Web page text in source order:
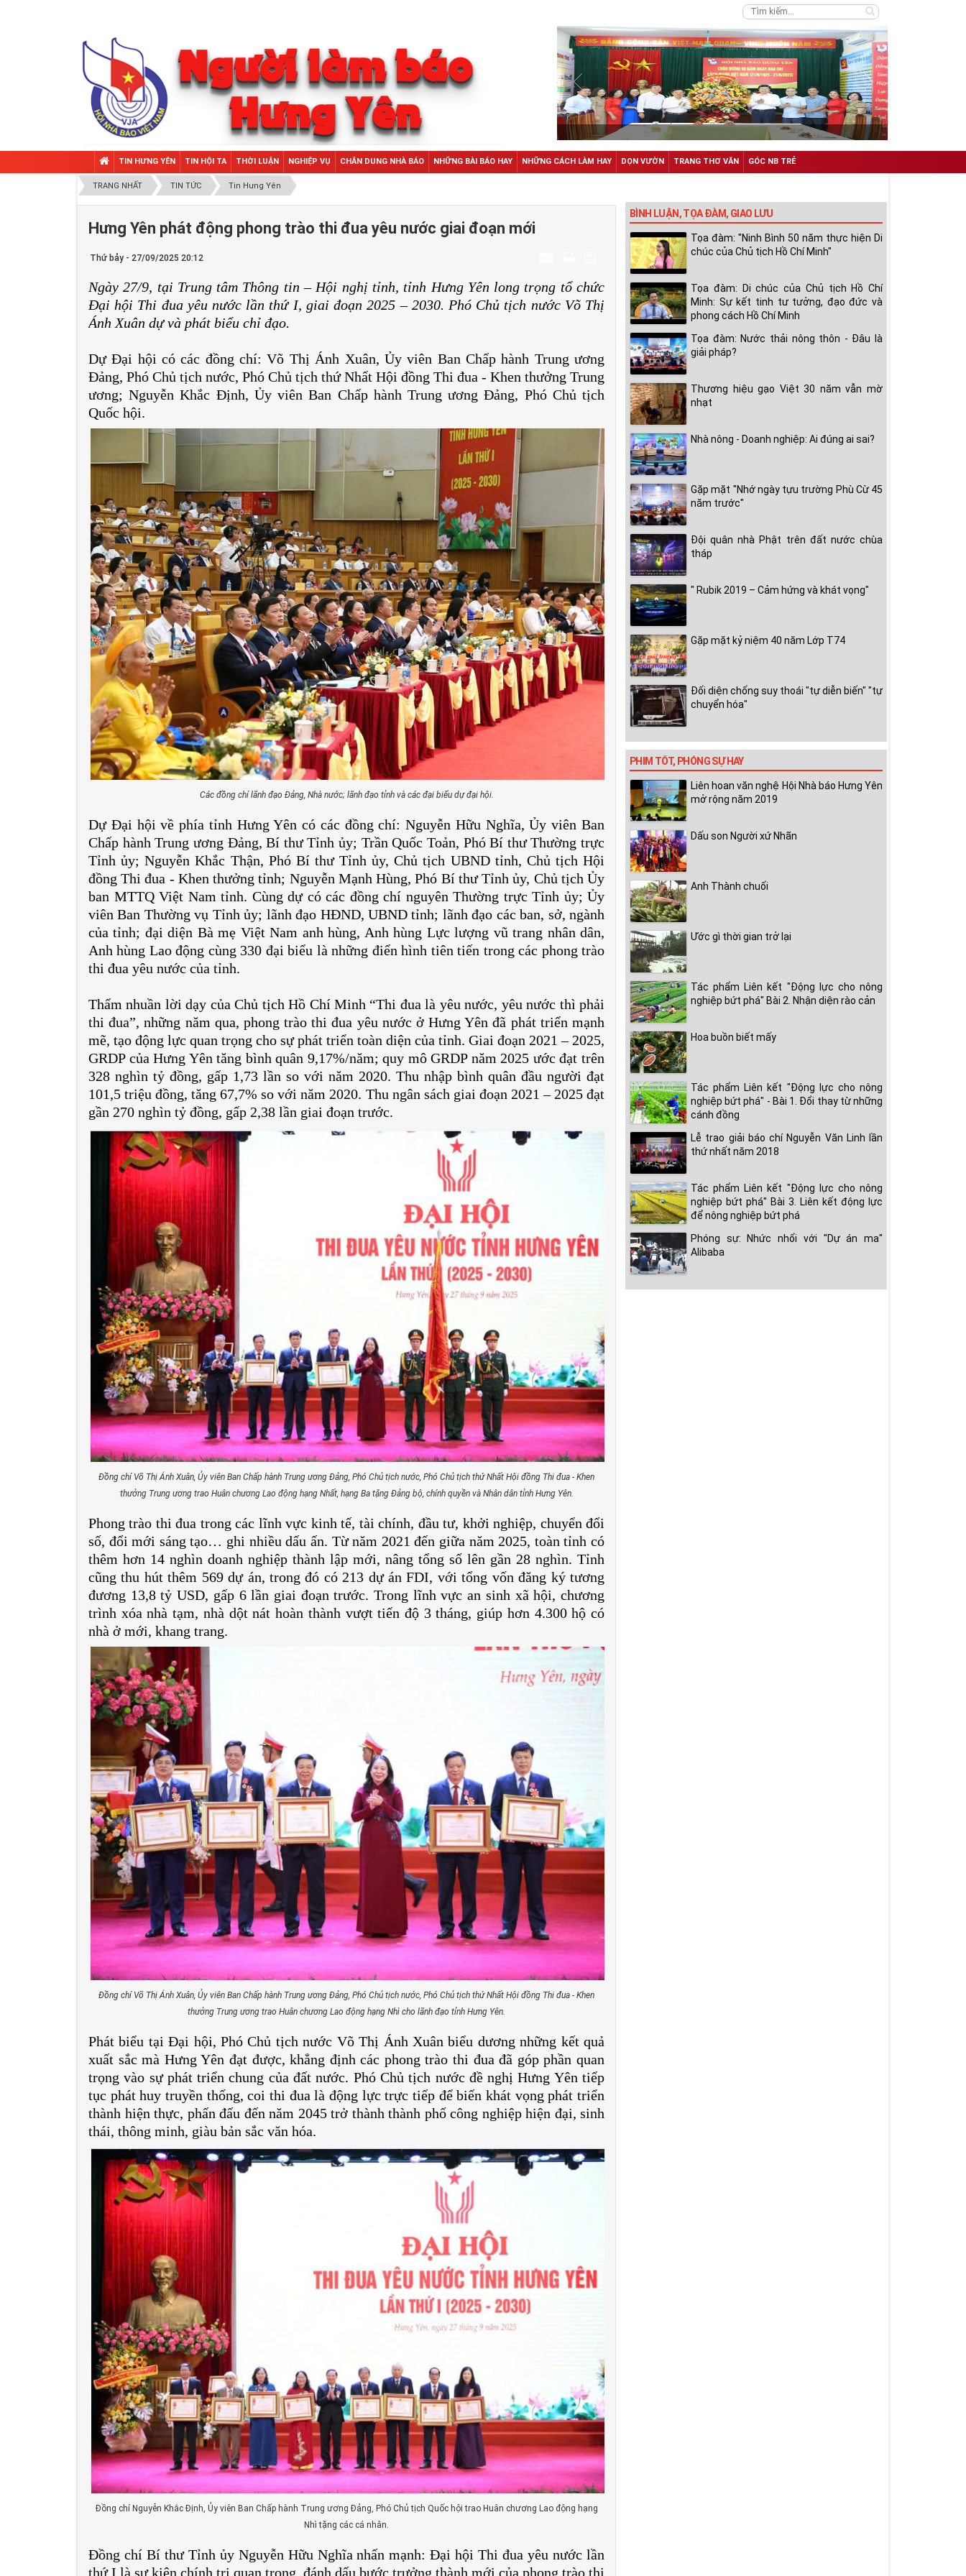
TIN HƯNG YÊN TIN HỘI TA THỜI LUẬN NGHIỆP VỤ CHÂN DUNG NHÀ BÁO NHỮNG BÀI BÁO HAY NHỮNG CÁCH LÀM HAY DỌN VƯỜN TRANG THƠ VĂN GÓC NB TRẺ
TRANG NHẤT TIN TỨC Tin Hưng Yên
Hưng Yên phát động phong trào thi đua yêu nước giai đoạn mới
Thứ bảy - 27/09/2025 20:12
Ngày 27/9, tại Trung tâm Thông tin – Hội nghị tỉnh, tỉnh Hưng Yên long trọng tổ chức
Đại hội Thi đua yêu nước lần thứ I, giai đoạn 2025 – 2030. Phó Chủ tịch nước Võ Thị
Ánh Xuân dự và phát biểu chỉ đạo.
Dự Đại hội có các đồng chí: Võ Thị Ánh Xuân, Ủy viên Ban Chấp hành Trung ương
Đảng, Phó Chủ tịch nước, Phó Chủ tịch thứ Nhất Hội đồng Thi đua - Khen thưởng Trung
ương; Nguyễn Khắc Định, Ủy viên Ban Chấp hành Trung ương Đảng, Phó Chủ tịch
Quốc hội.
Các đồng chí lãnh đạo Đảng, Nhà nước; lãnh đạo tỉnh và các đại biểu dự đại hội.
Dự Đại hội về phía tỉnh Hưng Yên có các đồng chí: Nguyễn Hữu Nghĩa, Ủy viên Ban
Chấp hành Trung ương Đảng, Bí thư Tỉnh ủy; Trần Quốc Toản, Phó Bí thư Thường trực
Tỉnh ủy; Nguyễn Khắc Thận, Phó Bí thư Tỉnh ủy, Chủ tịch UBND tỉnh, Chủ tịch Hội
đồng Thi đua - Khen thưởng tỉnh; Nguyễn Mạnh Hùng, Phó Bí thư Tỉnh ủy, Chủ tịch Ủy
ban MTTQ Việt Nam tỉnh. Cùng dự có các đồng chí nguyên Thường trực Tỉnh ủy; Ủy
viên Ban Thường vụ Tỉnh ủy; lãnh đạo HĐND, UBND tỉnh; lãnh đạo các ban, sở, ngành
của tỉnh; đại diện Bà mẹ Việt Nam anh hùng, Anh hùng Lực lượng vũ trang nhân dân,
Anh hùng Lao động cùng 330 đại biểu là những điển hình tiên tiến trong các phong trào
thi đua yêu nước của tỉnh.
Thấm nhuần lời dạy của Chủ tịch Hồ Chí Minh “Thi đua là yêu nước, yêu nước thì phải
thi đua”, những năm qua, phong trào thi đua yêu nước ở Hưng Yên đã phát triển mạnh
mẽ, tạo động lực quan trọng cho sự phát triển toàn diện của tỉnh. Giai đoạn 2021 – 2025,
GRDP của Hưng Yên tăng bình quân 9,17%/năm; quy mô GRDP năm 2025 ước đạt trên
328 nghìn tỷ đồng, gấp 1,73 lần so với năm 2020. Thu nhập bình quân đầu người đạt
101,5 triệu đồng, tăng 67,7% so với năm 2020. Thu ngân sách giai đoạn 2021 – 2025 đạt
gần 270 nghìn tỷ đồng, gấp 2,38 lần giai đoạn trước.
Đồng chí Võ Thị Ánh Xuân, Ủy viên Ban Chấp hành Trung ương Đảng, Phó Chủ tịch nước, Phó Chủ tịch thứ Nhất Hội đồng Thi đua - Khen
thưởng Trung ương trao Huân chương Lao động hạng Nhất, hạng Ba tặng Đảng bộ, chính quyền và Nhân dân tỉnh Hưng Yên.
Phong trào thi đua trong các lĩnh vực kinh tế, tài chính, đầu tư, khởi nghiệp, chuyển đổi
số, đổi mới sáng tạo… ghi nhiều dấu ấn. Từ năm 2021 đến giữa năm 2025, toàn tỉnh có
thêm hơn 14 nghìn doanh nghiệp thành lập mới, nâng tổng số lên gần 28 nghìn. Tỉnh
cũng thu hút thêm 569 dự án, trong đó có 213 dự án FDI, với tổng vốn đăng ký tương
đương 13,8 tỷ USD, gấp 6 lần giai đoạn trước. Trong lĩnh vực an sinh xã hội, chương
trình xóa nhà tạm, nhà dột nát hoàn thành vượt tiến độ 3 tháng, giúp hơn 4.300 hộ có
nhà ở mới, khang trang.
Đồng chí Võ Thị Ánh Xuân, Ủy viên Ban Chấp hành Trung ương Đảng, Phó Chủ tịch nước, Phó Chủ tịch thứ Nhất Hội đồng Thi đua - Khen
thưởng Trung ương trao Huân chương Lao động hạng Nhì cho lãnh đạo tỉnh Hưng Yên.
Phát biểu tại Đại hội, Phó Chủ tịch nước Võ Thị Ánh Xuân biểu dương những kết quả
xuất sắc mà Hưng Yên đạt được, khẳng định các phong trào thi đua đã góp phần quan
trọng vào sự phát triển chung của đất nước. Phó Chủ tịch nước đề nghị Hưng Yên tiếp
tục phát huy truyền thống, coi thi đua là động lực trực tiếp để biến khát vọng phát triển
thành hiện thực, phấn đấu đến năm 2045 trở thành thành phố công nghiệp hiện đại, sinh
thái, thông minh, giàu bản sắc văn hóa.
Đồng chí Nguyễn Khắc Định, Ủy viên Ban Chấp hành Trung ương Đảng, Phó Chủ tịch Quốc hội trao Huân chương Lao động hạng
Nhì tặng các cá nhân.
Đồng chí Bí thư Tỉnh ủy Nguyễn Hữu Nghĩa nhấn mạnh: Đại hội Thi đua yêu nước lần
thứ I là sự kiện chính trị quan trọng, đánh dấu bước trưởng thành mới của phong trào thi
BÌNH LUẬN, TỌA ĐÀM, GIAO LƯU
Tọa đàm: "Ninh Bình 50 năm thực hiện Di
chúc của Chủ tịch Hồ Chí Minh"
Tọa đàm: Di chúc của Chủ tịch Hồ Chí
Minh: Sự kết tinh tư tưởng, đạo đức và
phong cách Hồ Chí Minh
Tọa đàm: Nước thải nông thôn - Đâu là
giải pháp?
Thương hiệu gạo Việt 30 năm vẫn mờ
nhạt
Nhà nông - Doanh nghiệp: Ai đúng ai sai?
Gặp mặt "Nhớ ngày tựu trường Phù Cừ 45
năm trước"
Đội quân nhà Phật trên đất nước chùa
tháp
" Rubik 2019 – Cảm hứng và khát vọng"
Gặp mặt kỷ niệm 40 năm Lớp T74
Đối diện chống suy thoái "tự diễn biến" "tự
chuyển hóa"
PHIM TỐT, PHÓNG SỰ HAY
Liên hoan văn nghệ Hội Nhà báo Hưng Yên
mở rộng năm 2019
Dấu son Người xứ Nhãn
Anh Thành chuối
Ước gì thời gian trở lại
Tác phẩm Liên kết "Động lực cho nông
nghiệp bứt phá" Bài 2. Nhận diện rào cản
Hoa buồn biết mấy
Tác phẩm Liên kết "Động lực cho nông
nghiệp bứt phá" - Bài 1. Đổi thay từ những
cánh đồng
Lễ trao giải báo chí Nguyễn Văn Linh lần
thứ nhất năm 2018
Tác phẩm Liên kết "Động lực cho nông
nghiệp bứt phá" Bài 3. Liên kết động lực
để nông nghiệp bứt phá
Phóng sự: Nhức nhối với "Dự án ma"
Alibaba